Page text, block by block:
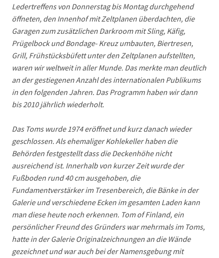
Ledertreffens von Donnerstag bis Montag durchgehend
öffneten, den Innenhof mit Zeltplanen überdachten, die
Garagen zum zusätzlichen Darkroom mit Sling, Käfig,
Prügelbock und Bondage- Kreuz umbauten, Biertresen,
Grill, Frühstücksbüfett unter den Zeltplanen aufstellten,
waren wir weltweit in aller Munde. Das merkte man deutlich
an der gestiegenen Anzahl des internationalen Publikums
in den folgenden Jahren. Das Programm haben wir dann
bis 2010 jährlich wiederholt.
Das Toms wurde 1974 eröffnet und kurz danach wieder
geschlossen. Als ehemaliger Kohlekeller haben die
Behörden festgestellt dass die Deckenhöhe nicht
ausreichend ist. Innerhalb von kurzer Zeit wurde der
Fußboden rund 40 cm ausgehoben, die
Fundamentverstärker im Tresenbereich, die Bänke in der
Galerie und verschiedene Ecken im gesamten Laden kann
man diese heute noch erkennen. Tom of Finland, ein
persönlicher Freund des Gründers war mehrmals im Toms,
hatte in der Galerie Originalzeichnungen an die Wände
gezeichnet und war auch bei der Namensgebung mit